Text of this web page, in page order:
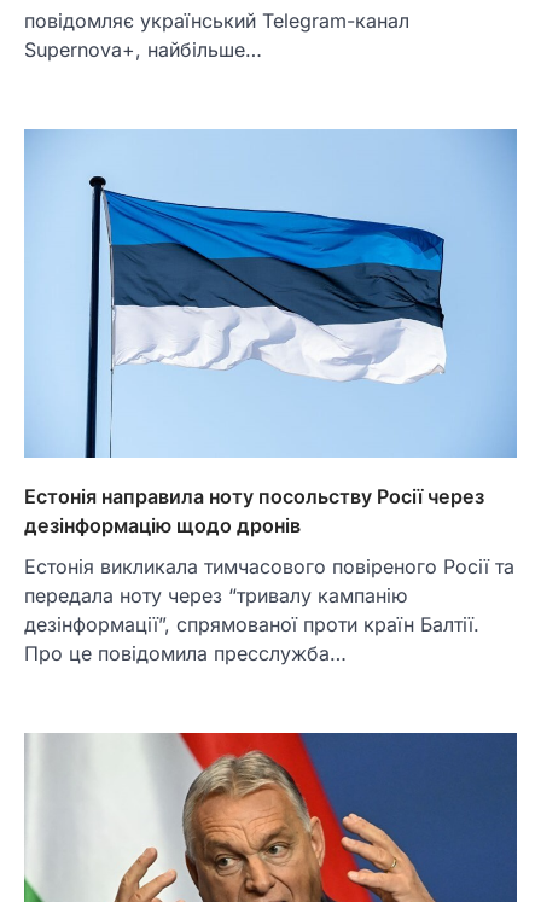
повідомляє український Telegram-канал
Supernova+, найбільше…
Естонія направила ноту посольству Росії через
дезінформацію щодо дронів
Естонія викликала тимчасового повіреного Росії та
передала ноту через “тривалу кампанію
дезінформації”, спрямованої проти країн Балтії.
Про це повідомила пресслужба…